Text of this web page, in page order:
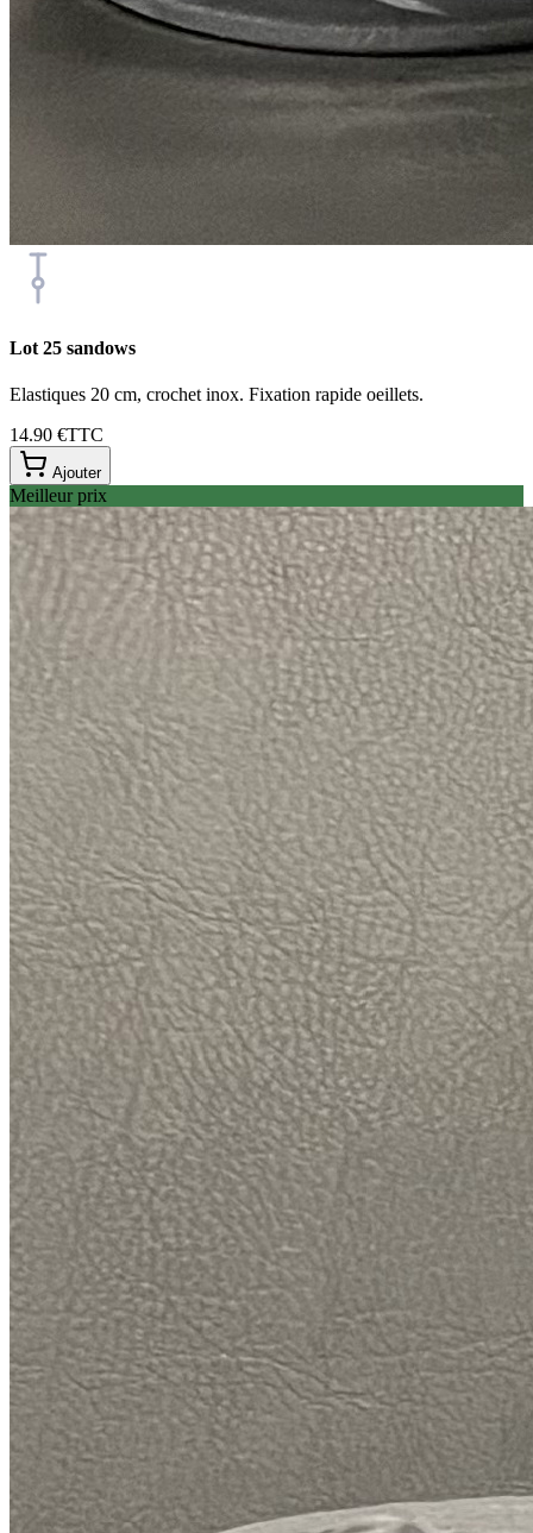
Lot 25 sandows
Elastiques 20 cm, crochet inox. Fixation rapide oeillets.
14.90 €TTC
Ajouter
Meilleur prix